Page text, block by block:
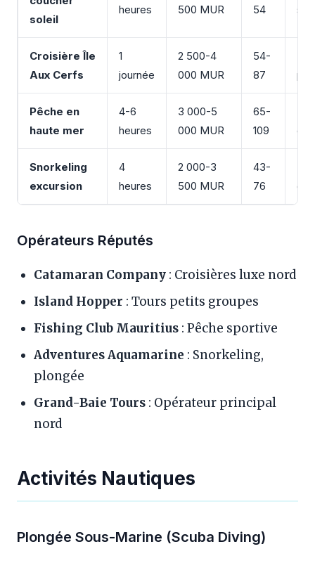
soleil
heures
500 MUR
54
Croisière Île
Aux Cerfs
1
journée
2 500-4
000 MUR
54-
87
Pêche en
haute mer
4-6
heures
3 000-5
000 MUR
65-
109
Snorkeling
excursion
4
heures
2 000-3
500 MUR
43-
76
Opérateurs Réputés
Catamaran Company : Croisières luxe nord
Island Hopper : Tours petits groupes
Fishing Club Mauritius : Pêche sportive
Adventures Aquamarine : Snorkeling,
plongée
Grand-Baie Tours : Opérateur principal
nord
Activités Nautiques
Plongée Sous-Marine (Scuba Diving)